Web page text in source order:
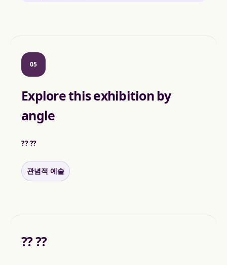
05
Explore this exhibition by
angle
?? ??
관념적 예술
?? ??